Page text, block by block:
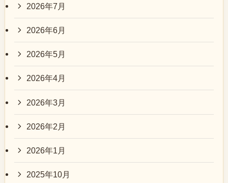
2026年7月
2026年6月
2026年5月
2026年4月
2026年3月
2026年2月
2026年1月
2025年10月